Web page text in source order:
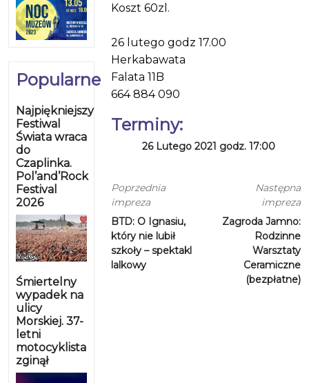
Popularne
Najpiękniejszy
Festiwal
Świata wraca
do
Czaplinka.
Pol’and’Rock
Festival
2026
Śmiertelny
wypadek na
ulicy
Morskiej. 37-
letni
motocyklista
zginął
Koszt 60zl.
26 lutego godz 17.00
Herkabawata
Falata 11B
664 884 090
Terminy:
26 Lutego 2021 godz. 17:00
Poprzednia
impreza
BTD: O Ignasiu,
który nie lubił
szkoły – spektakl
lalkowy
Następna
impreza
Zagroda Jamno:
Rodzinne
Warsztaty
Ceramiczne
(bezpłatne)